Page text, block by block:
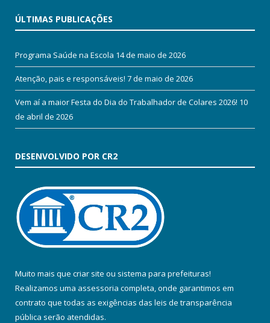
ÚLTIMAS PUBLICAÇÕES
Programa Saúde na Escola 14 de maio de 2026
Atenção, pais e responsáveis! 7 de maio de 2026
Vem aí a maior Festa do Dia do Trabalhador de Colares 2026! 10
de abril de 2026
DESENVOLVIDO POR CR2
Muito mais que criar site ou sistema para prefeituras!
Realizamos uma assessoria completa, onde garantimos em
contrato que todas as exigências das leis de transparência
pública serão atendidas.